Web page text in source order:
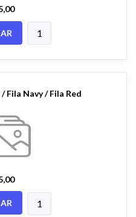
Fila Navy / Fila Red